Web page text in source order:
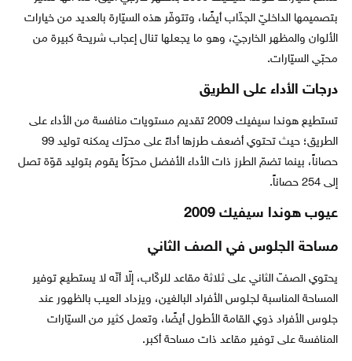
بتصميمها الداخليّ الجذّاب أيضًا، وتتوفّر هذه السيّارة بالعديد من خيارات
الألوان والمظهر الخارجيّ، وهو ما يجعلها تنال إعجاب شريحة كبيرة من
محبّي السيّارات.
درجات الأداء على الطريق
تستطيع هوندا سيفيك 2009 تقديم مستويات منافسة من الأداء على
الطريق؛ حيث تحتوي أضعف طرزها أداءً على محرّك يمكنه توليد 99
حصاناً، بينما تضمّ الطرز ذات الأداء الأفضل محرّكاً يقوم بتوليد قوّة تصل
إلى 254 حصاناً.
عيوب هوندا سيفيك 2009
مساحة الجلوس في الصف الثاني
يحتوي الصفّ الثاني على ثلاثة مقاعد للركّاب، إلّا أنّه لا يستطيع توفير
المساحة المناسبة لجلوس الأفراد البالغين، ويزداد العيب بالظهور عند
جلوس الأفراد ذوي القامة الأطول أيضًا، وتعمل كثير من السيّارات
المنافسة على توفير مقاعد ذات مساحة أكبر.